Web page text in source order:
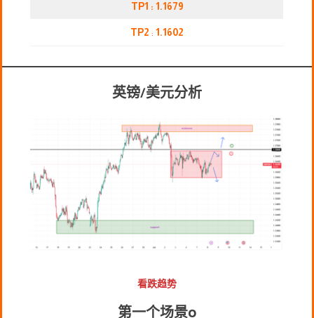
TP1 : 1.1679
TP2 : 1.1602
英镑/美元分析
看跌趋势
第一个场景o